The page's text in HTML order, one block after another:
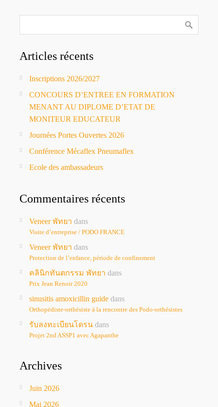
Articles récents
Inscriptions 2026/2027
CONCOURS D’ENTREE EN FORMATION
MENANT AU DIPLOME D’ETAT DE
MONITEUR EDUCATEUR
Journées Portes Ouvertes 2026
Conférence Mécaflex Pneumaflex
Ecole des ambassadeurs
Commentaires récents
Veneer พัทยา dans
Visite d’entreprise / PODO FRANCE
Veneer พัทยา dans
Protection de l’enfance, période de confinement
คลินิกทันตกรรม พัทยา dans
Prix Jean Renoir 2020
sinusitis amoxicillin guide dans
Orthopédiste-orthésiste à la rencontre des Podo-orthésistes
รับลงทะเบียนโดรน dans
Projet 2nd ASSP1 avec Agapanthe
Archives
Juin 2026
Mai 2026